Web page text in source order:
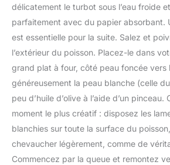
délicatement le turbot sous l’eau froide
parfaitement avec du papier absorbant.
est essentielle pour la suite. Salez et
l’extérieur du poisson. Placez-le dans
grand plat à four, côté peau foncée vers
généreusement la peau blanche (celle
peu d’huile d’olive à l’aide d’un pinceau.
moment le plus créatif : disposez les
blanchies sur toute la surface du
chevaucher légèrement, comme de
Commencez par la queue et remontez